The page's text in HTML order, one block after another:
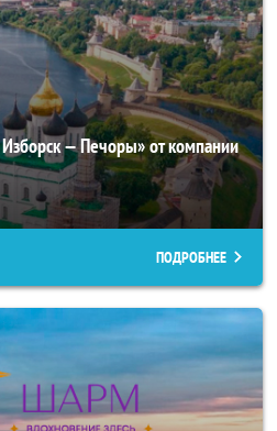
— Печоры» от компании
ПОДРОБНЕЕ